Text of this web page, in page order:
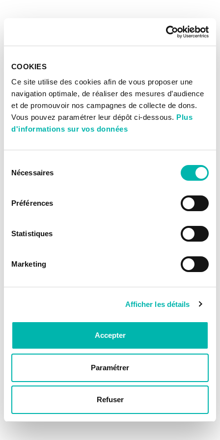
COOKIES
Ce site utilise des cookies afin de vous proposer une
navigation optimale, de réaliser des mesures d’audience
et de promouvoir nos campagnes de collecte de dons.
Vous pouvez paramétrer leur dépôt ci-dessous. Plus
d'informations sur vos données
Nécessaires
Préférences
Statistiques
Marketing
Afficher les détails
Accepter
Paramétrer
Refuser